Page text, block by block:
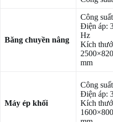
Băng chuyền nâng
Công
Điện áp:
Hz
Kích
mm
Máy ép khối
Công
Điện áp:
Kích